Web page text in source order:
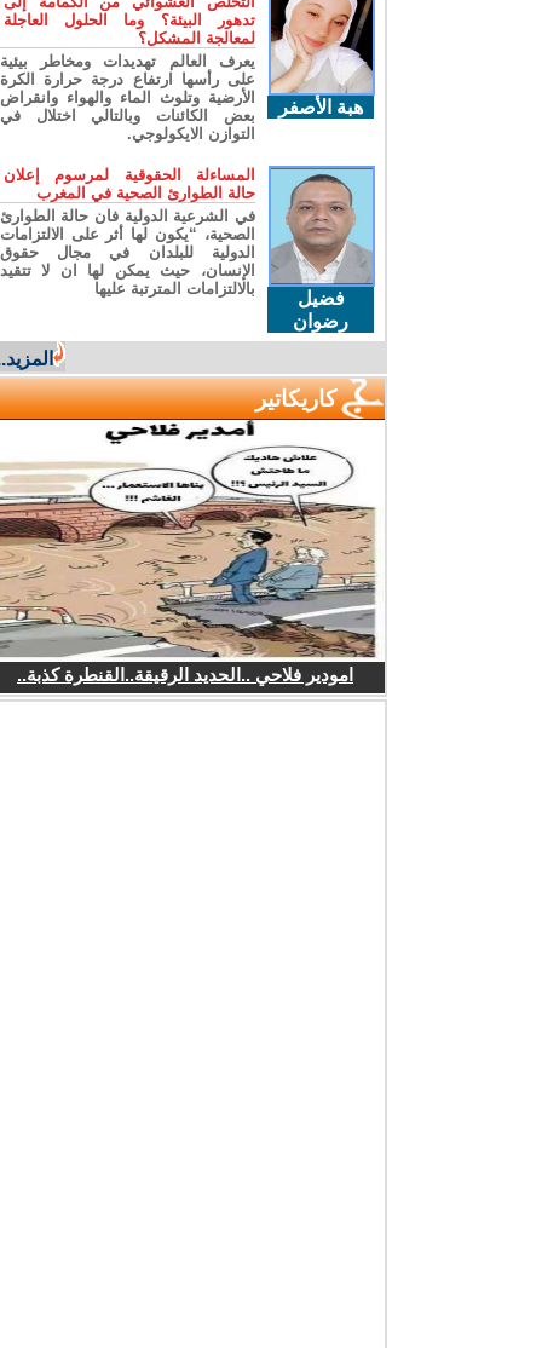
هبة الأصفر
تدهور البيئة؟ وما الحلول العاجلة
لمعالجة المشكل؟
يعرف العالم تهديدات ومخاطر بيئية
على رأسها ارتفاع درجة حرارة الكرة
الأرضية وتلوث الماء والهواء وانقراض
بعض الكائنات وبالتالي اختلال في
التوازن الايكولوجي.
فضيل
رضوان
المساءلة الحقوقية لمرسوم إعلان
حالة الطوارئ الصحية في المغرب
في الشرعية الدولية فان حالة الطوارئ
الصحية، “يكون لها أثر على الالتزامات
الدولية للبلدان في مجال حقوق
الإنسان، حيث يمكن لها ان لا تتقيد
بالالتزامات المترتبة عليها
المزيد...
كاريكاتير
امودير فلاحي ..الحديد الرقيقة..القنطرة كذبة..